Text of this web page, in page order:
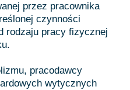
przez pracownika
czynności
rodzaju pracy fizycznej
pracodawcy
wytycznych